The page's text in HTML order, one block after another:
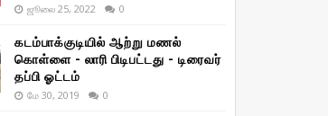
ஜூலை 25, 2022 0
கடம்பாக்குடியில் ஆற்று மணல்
கொள்ளை - லாரி பிடிபட்டது - டிரைவர்
தப்பி ஓட்டம்
மே 30, 2019 0